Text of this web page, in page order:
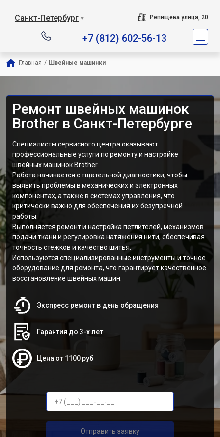
Санкт-Петербург ▼ Репищева улица, 20
+7 (812) 602-56-13
Главная / Швейные машинки
Ремонт швейных машинок
Brother в Санкт-Петербурге
Специалисты сервисного центра оказывают
профессиональные услуги по ремонту и настройке
швейных машинок Brother.
Работа начинается с тщательной диагностики, чтобы
выявить проблемы в механических и электронных
компонентах, а также в системах управления, что
критически важно для обеспечения их безупречной
работы.
Выполняется ремонт и настройка петлителей, механизмов
подачи ткани и регулировка натяжения нити, обеспечивая
точность стежков и качество шитья.
Используются специализированные инструменты и точное
оборудование для ремонта, что гарантирует качественное
восстановление швейных машин.
Экспресс ремонт в день обращения
Гарантия до 3-х лет
Цена от 1100 руб
Отправить заявку